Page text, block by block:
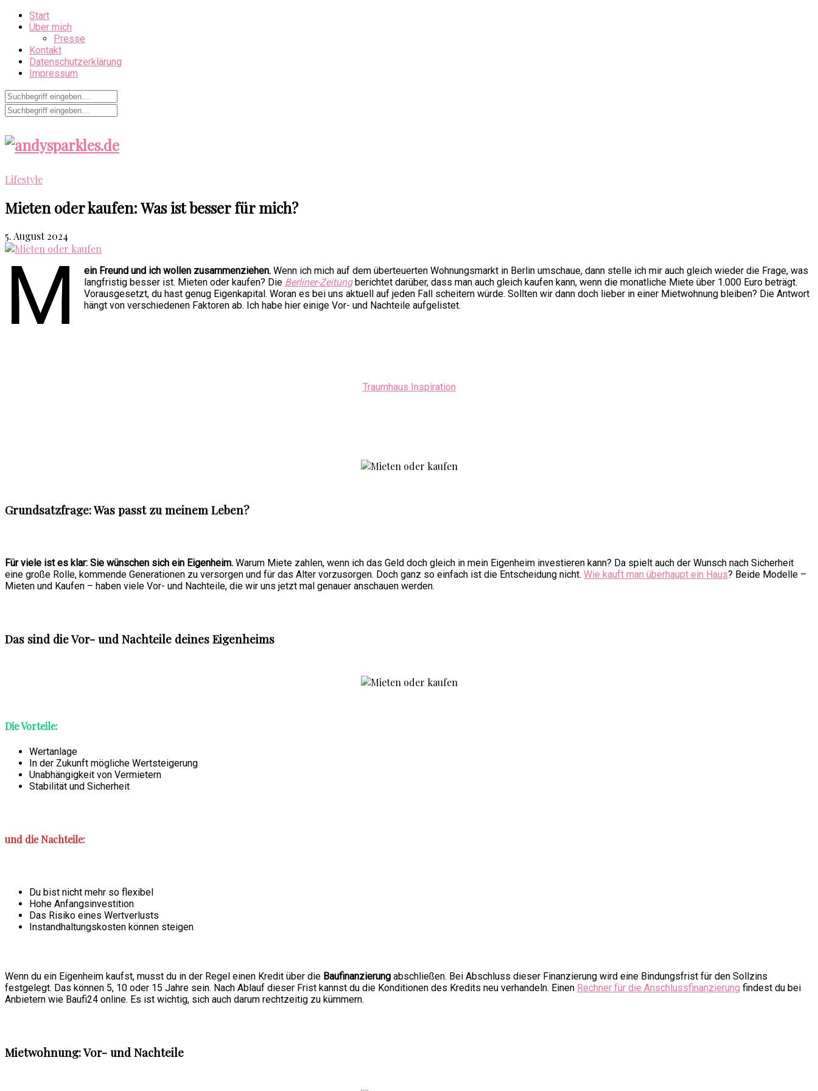
Start
Über mich
Presse
Kontakt
Datenschutzerklärung
Impressum
Lifestyle
Mieten oder kaufen: Was ist besser für mich?
5. August 2024
M ein Freund und ich wollen zusammenziehen.Wenn ich mich auf dem überteuerten Wohnungsmarkt in Berlin umschaue, dann stelle ich mir auch gleich wieder die Frage, was
langfristig besser ist. Mieten oder kaufen? Die Berliner-Zeitungberichtet darüber, dass man auch gleich kaufen kann, wenn die monatliche Miete über 1.000 Euro beträgt.
Vorausgesetzt, du hast genug Eigenkapital. Woran es bei uns aktuell auf jeden Fall scheitern würde. Sollten wir dann doch lieber in einer Mietwohnung bleiben? Die Antwort
hängt von verschiedenen Faktoren ab. Ich habe hier einige Vor- und Nachteile aufgelistet.
Traumhaus Inspiration
Grundsatzfrage: Was passt zu meinem Leben?
Für viele ist es klar: Sie wünschen sich ein Eigenheim. Warum Miete zahlen, wenn ich das Geld doch gleich in mein Eigenheim investieren kann? Da spielt auch der Wunsch nach Sicherheit
eine große Rolle, kommende Generationen zu versorgen und für das Alter vorzusorgen. Doch ganz so einfach ist die Entscheidung nicht. Wie kauft man überhaupt ein Haus? Beide Modelle –
Mieten und Kaufen – haben viele Vor- und Nachteile, die wir uns jetzt mal genauer anschauen werden.
Das sind die Vor- und Nachteile deines Eigenheims
Die Vorteile:
Wertanlage
In der Zukunft mögliche Wertsteigerung
Unabhängigkeit von Vermietern
Stabilität und Sicherheit
und die Nachteile:
Du bist nicht mehr so flexibel
Hohe Anfangsinvestition
Das Risiko eines Wertverlusts
Instandhaltungskosten können steigen
Wenn du ein Eigenheim kaufst, musst du in der Regel einen Kredit über die Baufinanzierung abschließen. Bei Abschluss dieser Finanzierung wird eine Bindungsfrist für den Sollzins
festgelegt. Das können 5, 10 oder 15 Jahre sein. Nach Ablauf dieser Frist kannst du die Konditionen des Kredits neu verhandeln. Einen Rechner für die Anschlussfinanzierung findest du bei
Anbietern wie Baufi24 online. Es ist wichtig, sich auch darum rechtzeitig zu kümmern.
Mietwohnung: Vor- und Nachteile